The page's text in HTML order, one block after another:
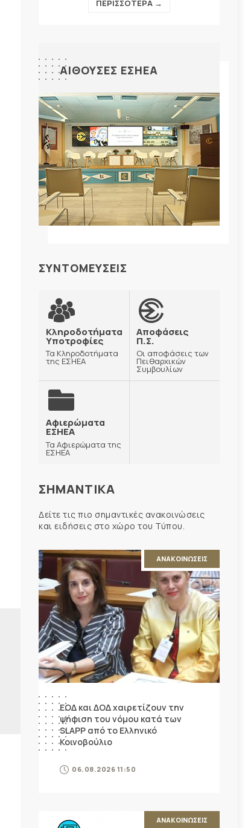
ΠΕΡΙΣΣΟΤΕΡΑ →
ΑΙΘΟΥΣΕΣ ΕΣΗΕΑ
ΣΥΝΤΟΜΕΥΣΕΙΣ
Κληροδοτήματα
Υποτροφίες
Τα Κληροδοτήματα
της ΕΣΗΕΑ
Αποφάσεις
Π.Σ.
Οι αποφάσεις των
Πειθαρχικών
Συμβουλίων
Αφιερώματα
ΕΣΗΕΑ
Τα Αφιερώματα της
ΕΣΗΕΑ
ΣΗΜΑΝΤΙΚΑ
Δείτε τις πιο σημαντικές ανακοινώσεις
και ειδήσεις στο χώρο του Τύπου.
ΑΝΑΚΟΙΝΩΣΕΙΣ
ΕΟΔ και ΔΟΔ χαιρετίζουν την
ψήφιση του νόμου κατά των
SLAPP από το Ελληνικό
Κοινοβούλιο
06.08.2026 11:50
ΑΝΑΚΟΙΝΩΣΕΙΣ